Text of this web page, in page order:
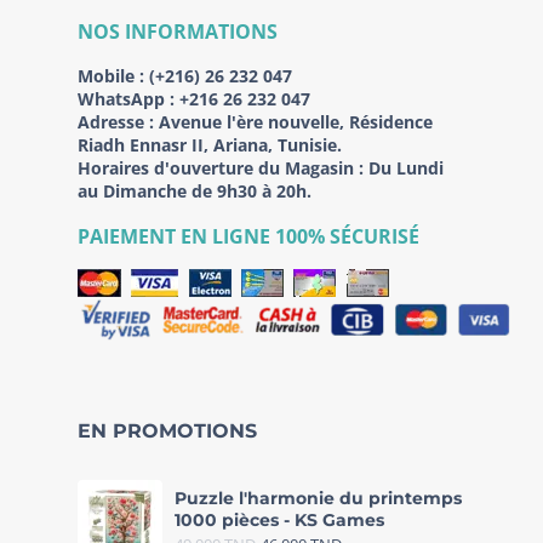
NOS INFORMATIONS
Mobile : (+216) 26 232 047
WhatsApp : +216 26 232 047
Adresse : Avenue l'ère nouvelle, Résidence
Riadh Ennasr II, Ariana, Tunisie.
Horaires d'ouverture du Magasin : Du Lundi
au Dimanche de 9h30 à 20h.
PAIEMENT EN LIGNE 100% SÉCURISÉ
EN PROMOTIONS
Puzzle l'harmonie du printemps
1000 pièces - KS Games